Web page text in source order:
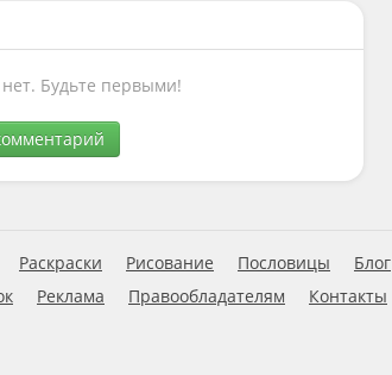
Будьте первыми!
Раскраски Рисование Пословицы Блог
Реклама Правообладателям Контакты